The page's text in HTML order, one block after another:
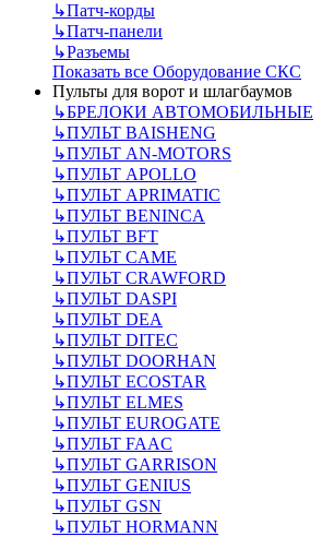
↳Патч-корды
↳Патч-панели
↳Разъемы
Показать все Оборудование СКС
Пульты для ворот и шлагбаумов
↳БРЕЛОКИ АВТОМОБИЛЬНЫЕ
↳ПУЛЬТ BAISHENG
↳ПУЛЬТ AN-MOTORS
↳ПУЛЬТ APOLLO
↳ПУЛЬТ APRIMATIC
↳ПУЛЬТ BENINCA
↳ПУЛЬТ BFT
↳ПУЛЬТ CAME
↳ПУЛЬТ CRAWFORD
↳ПУЛЬТ DASPI
↳ПУЛЬТ DEA
↳ПУЛЬТ DITEC
↳ПУЛЬТ DOORHAN
↳ПУЛЬТ ECOSTAR
↳ПУЛЬТ ELMES
↳ПУЛЬТ EUROGATE
↳ПУЛЬТ FAAC
↳ПУЛЬТ GARRISON
↳ПУЛЬТ GENIUS
↳ПУЛЬТ GSN
↳ПУЛЬТ HORMANN